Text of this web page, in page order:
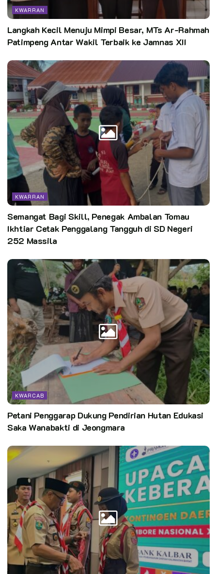
KWARRAN
Langkah Kecil Menuju Mimpi Besar, MTs Ar-Rahmah
Patimpeng Antar Wakil Terbaik ke Jamnas XII
KWARRAN
Semangat Bagi Skill, Penegak Ambalan Tomau
Ikhtiar Cetak Penggalang Tangguh di SD Negeri
252 Massila
KWARCAB
Petani Penggarap Dukung Pendirian Hutan Edukasi
Saka Wanabakti di Jeongmara